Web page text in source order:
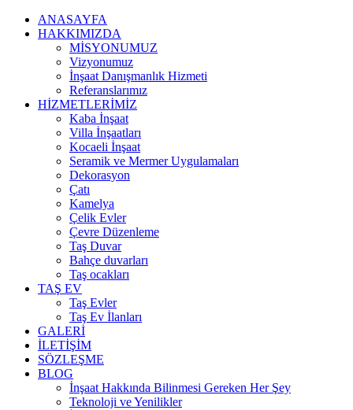
ANASAYFA
HAKKIMIZDA
MİSYONUMUZ
Vizyonumuz
İnşaat Danışmanlık Hizmeti
Referanslarımız
HİZMETLERİMİZ
Kaba İnşaat
Villa İnşaatları
Kocaeli İnşaat
Seramik ve Mermer Uygulamaları
Dekorasyon
Çatı
Kamelya
Çelik Evler
Çevre Düzenleme
Taş Duvar
Bahçe duvarları
Taş ocakları
TAŞ EV
Taş Evler
Taş Ev İlanları
GALERİ
İLETİŞİM
SÖZLEŞME
BLOG
İnşaat Hakkında Bilinmesi Gereken Her Şey
Teknoloji ve Yenilikler